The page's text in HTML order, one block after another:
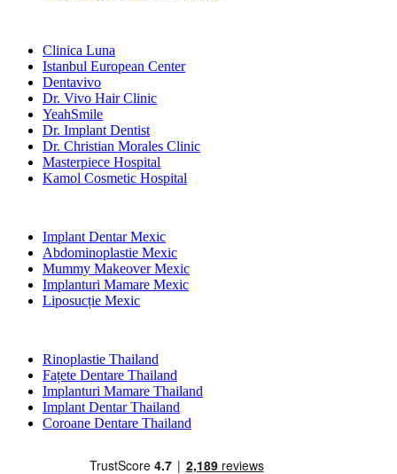
Clinica Luna
Istanbul European Center
Dentavivo
Dr. Vivo Hair Clinic
YeahSmile
Dr. Implant Dentist
Dr. Christian Morales Clinic
Masterpiece Hospital
Kamol Cosmetic Hospital
Implant Dentar Mexic
Abdominoplastie Mexic
Mummy Makeover Mexic
Implanturi Mamare Mexic
Liposucție Mexic
Rinoplastie Thailand
Fațete Dentare Thailand
Implanturi Mamare Thailand
Implant Dentar Thailand
Coroane Dentare Thailand